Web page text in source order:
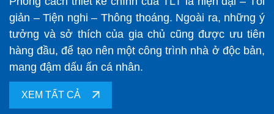
giản – Tiện nghi – Thông thoáng. Ngoài ra, những ý
tưởng và sở thích của gia chủ cũng được ưu tiên
hàng đầu, để tạo nên một công trình nhà ở độc bản,
mang đậm dấu ấn cá nhân.
XEM TẤT CẢ